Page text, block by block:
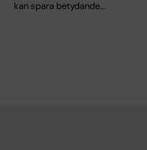
kan spara betydande…